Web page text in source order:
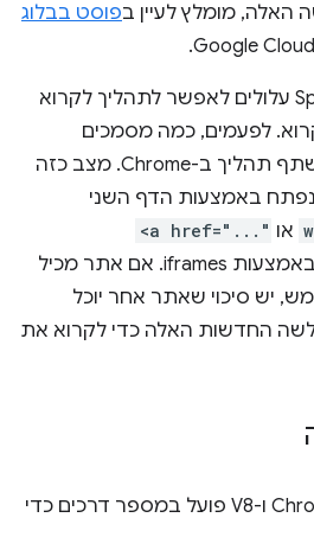
האלה, מומלץ לעיין בפוסט בבלוג
גם Meltdown וגם Spectre עלולים לאפשר לתהליך לקרוא
לפעמים, כמה מסמכים
מאתרים שונים יכולים לשתף תהליך ב-Chrome. מצב כזה
באמצעות הדף השני
או <a href="..."
או באמצעות iframes. אם אתר מכיל
יש סיכוי שאתר אחר יוכל
החדשות האלה כדי לקרוא את
צוות המהנדסים של Chrome ו-V8 פועל במספר דרכים כדי